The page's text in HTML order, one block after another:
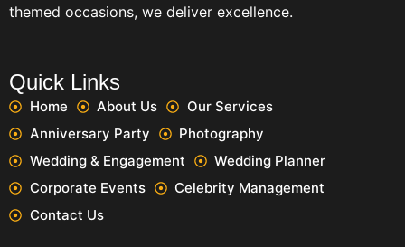
themed occasions, we deliver excellence.
Quick Links
Home About Us
Our Services
Anniversary Party
Photography
Wedding & Engagement
Wedding Planner
Corporate Events
Celebrity Management
Contact Us